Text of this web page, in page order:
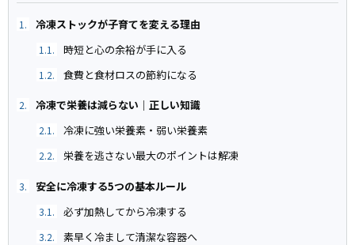
1. 冷凍ストックが子育てを変える理由
1.1. 時短と心の余裕が手に入る
1.2. 食費と食材ロスの節約になる
2. 冷凍で栄養は減らない｜正しい知識
2.1. 冷凍に強い栄養素・弱い栄養素
2.2. 栄養を逃さない最大のポイントは解凍
3. 安全に冷凍する5つの基本ルール
3.1. 必ず加熱してから冷凍する
3.2. 素早く冷まして清潔な容器へ